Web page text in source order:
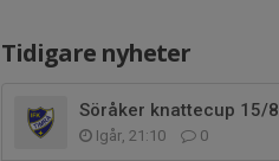
Tidigare nyheter
Söråker knattecup 15/8
Igår, 21:10 0